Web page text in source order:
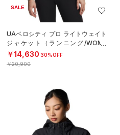
SALE
UAベロシティ プロ ライトウェイト
ジャケット（ランニング/WOME
N）
￥14,630 30%OFF
￥20,900